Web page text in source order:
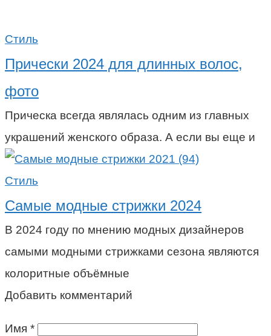
Стиль
Прически 2024 для длинных волос,
фото
Прическа всегда являлась одним из главных
украшений женского образа. А если вы еще и
Стиль
Самые модные стрижки 2024
В 2024 году по мнению модных дизайнеров
самыми модными стрижками сезона являются
колоритные объёмные
Добавить комментарий
Имя *